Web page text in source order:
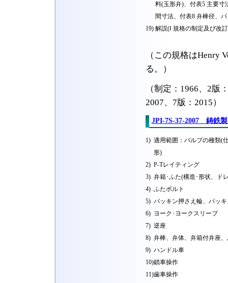
料(玉形弁)、付表5 主要寸
間寸法、付表8 弁棒径、
19) 解説(Ⅰ 規格の制定及び改
（この規格はHenry
る。）
（制定：1966、2版
2007、7版：2015）
JPI-7S-37-2007 鋳鉄
1) 適用範囲：バルブの種類(
形)
2) P-Tレイティング
3) 弁箱･ふた(構造･形状、ド
4) ふたボルト
5) パッキン押さえ輪、パッ
6) ヨーク･ヨークスリーブ
7) 逆座
8) 弁棒、弁体、弁箱付弁座
9) ハンドル車
10)鎖車操作
11)歯車操作